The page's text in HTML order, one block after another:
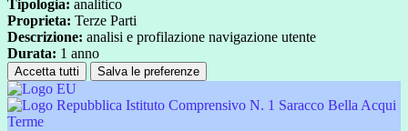
Tipologia: analitico
Proprieta: Terze Parti
Descrizione: analisi e profilazione navigazione utente
Durata: 1 anno
Accetta tutti Salva le preferenze
Istituto Comprensivo N. 1 Saracco Bella Acqui
Terme